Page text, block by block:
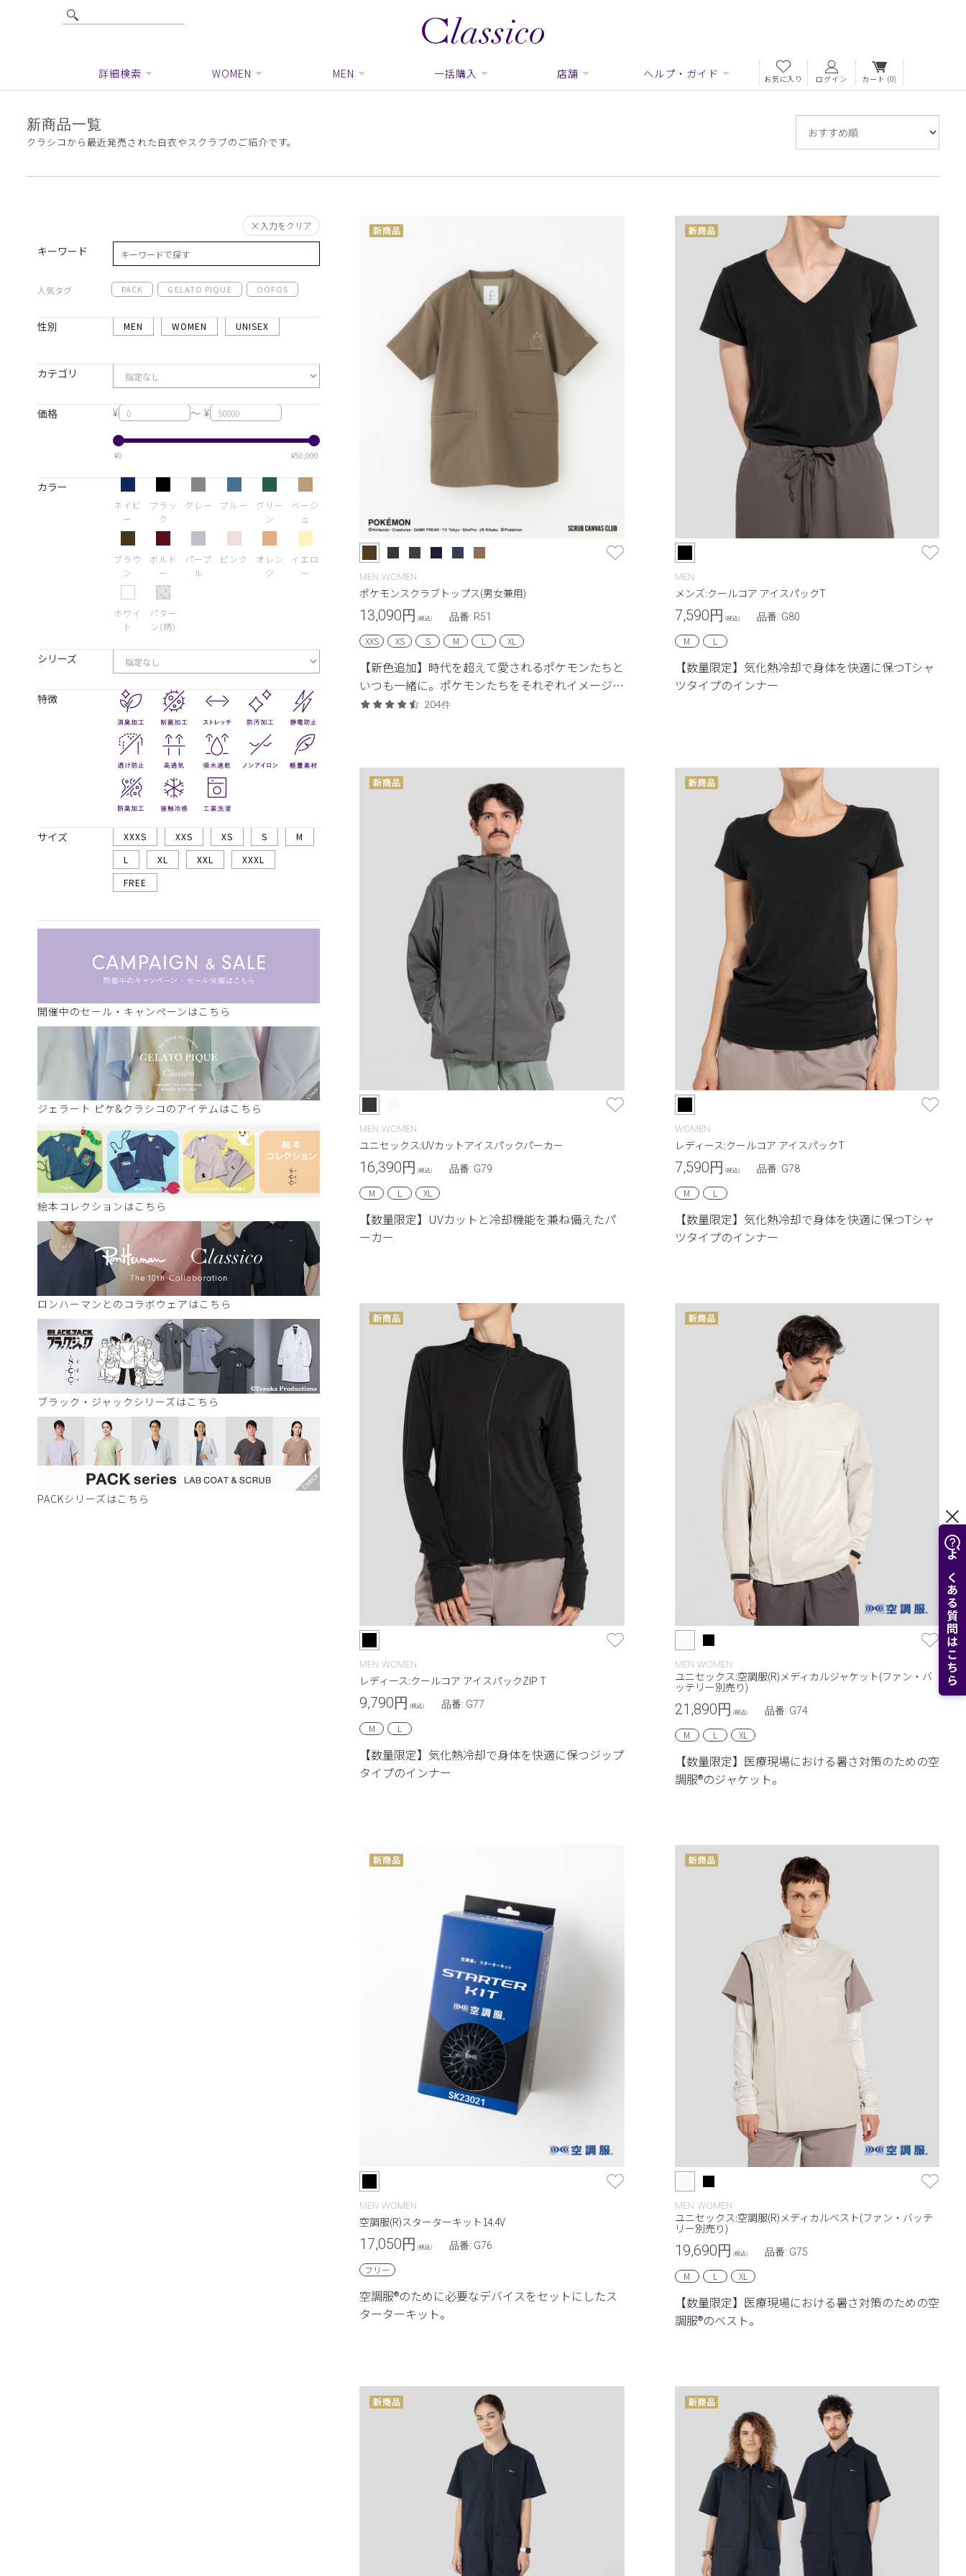
よくある質問はこちら
詳細検索 WOMEN MEN 一括購入 店舗 ヘルプ・ガイド お気に入り ログイン カート (0)
新商品一覧
クラシコから最近発売された白衣やスクラブのご紹介です。
替
入力をクリア
キーワード
人気タグ PACK GELATO PIQUE OOFOS
性別 MEN WOMEN UNISEX
カテゴリ
価格 ¥ ～ ¥
¥0 ¥50,000
カラー
ネイビ
ー
ブラッ
ク
グレー ブルー
グリー
ン
ベージ
ュ
ブラウ
ン
ボルド
ー
パープ
ル
ピンク
オレン
ジ
イエロ
ー
ホワイ
ト
パター
ン(柄)
シリーズ
特徴
サイズ XXXS XXS XS S
M
L
XL XXL
XXXL
FREE
開催中のセール・キャンペーンはこちら
ジェラート ピケ&クラシコのアイテムはこちら
絵本コレクションはこちら
ロンハーマンとのコラボウェアはこちら
ブラック・ジャックシリーズはこちら
PACKシリーズはこちら
MEN WOMEN
ポケモンスクラブトップス(男女兼用)
13,090円 (税込) 品番: R51
XXS XS S M L XL
【新色追加】時代を超えて愛されるポケモンたちと
いつも一緒に。ポケモンたちをそれぞれイメージし
た生地色や刺繍色のスクラブトップス。
204件
MEN
メンズ:クールコア アイスパックT
7,590円 (税込) 品番: G80
M L
【数量限定】気化熱冷却で身体を快適に保つTシャ
ツタイプのインナー
MEN WOMEN
ユニセックス:UVカットアイスパックパーカー
16,390円 (税込) 品番: G79
M L XL
【数量限定】UVカットと冷却機能を兼ね備えたパ
ーカー
WOMEN
レディース:クールコア アイスパックT
7,590円 (税込) 品番: G78
M L
【数量限定】気化熱冷却で身体を快適に保つTシャ
ツタイプのインナー
MEN WOMEN
レディース:クールコア アイスパックZIP T
9,790円 (税込) 品番: G77
M L
【数量限定】気化熱冷却で身体を快適に保つジップ
タイプのインナー
MEN WOMEN
ユニセックス:空調服(R)メディカルジャケット(ファン・バ
ッテリー別売り)
21,890円 (税込) 品番: G74
M L XL
【数量限定】医療現場における暑さ対策のための空
調服®のジャケット。
MEN WOMEN
空調服(R)スターターキット14.4V
17,050円 (税込) 品番: G76
フリー
空調服®のために必要なデバイスをセットにしたス
ターターキット。
MEN WOMEN
ユニセックス:空調服(R)メディカルベスト(ファン・バッテ
リー別売り)
19,690円 (税込) 品番: G75
M L XL
【数量限定】医療現場における暑さ対策のための空
調服®のベスト。